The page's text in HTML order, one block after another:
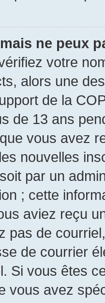
ne peux
votre
alors une
de la
de 13 ans
vous avez
nouvelles
par un
; cette
aviez reçu
pas de
de courrier
Si vous êtes
vous avez